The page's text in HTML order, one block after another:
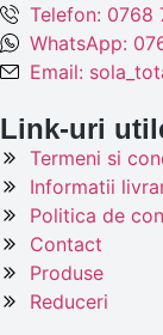
Telefon: 0768
WhatsApp:
Email:
Link-uri
Termeni si
Informatii
Politica de
Contact
Produse
Reduceri